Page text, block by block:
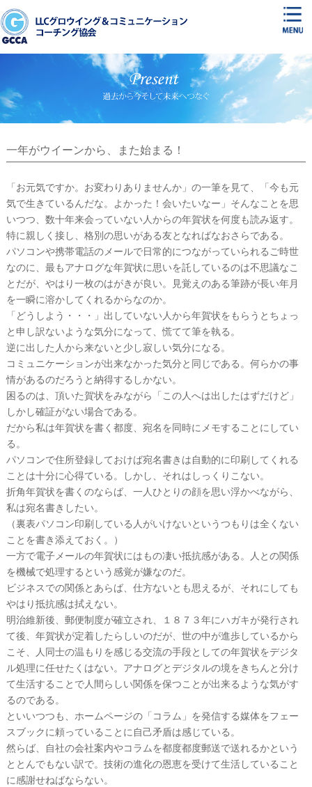
一年がウイーンから、また始まる！
「お元気ですか。お変わりありませんか」の一筆を見て、「今も元
気で生きているんだな。よかった！会いたいなー」そんなことを思
いつつ、数十年来会っていない人からの年賀状を何度も読み返す。
特に親しく接し、格別の思いがある友となればなおさらである。
パソコンや携帯電話のメールで日常的につながっていられるご時世
なのに、最もアナログな年賀状に思いを託しているのは不思議なこ
とだが、やはり一枚のはがきが良い。見覚えのある筆跡が長い年月
を一瞬に溶かしてくれるからなのか。
「どうしよう・・・」出していない人から年賀状をもらうとちょっ
と申し訳ないような気分になって、慌てて筆を執る。
逆に出した人から来ないと少し寂しい気分になる。
コミュニケーションが出来なかった気分と同じである。何らかの事
情があるのだろうと納得するしかない。
困るのは、頂いた賀状をみながら「この人へは出したはずだけど」
しかし確証がない場合である。
だから私は年賀状を書く都度、宛名を同時にメモすることにしてい
る。
パソコンで住所登録しておけば宛名書きは自動的に印刷してくれる
ことは十分に心得ている。しかし、それはしっくりこない。
折角年賀状を書くのならば、一人ひとりの顔を思い浮かべながら、
私は宛名書きしたい。
（裏表パソコン印刷している人がいけないというつもりは全くない
ことを書き添えておく。）
一方で電子メールの年賀状にはもの凄い抵抗感がある。人との関係
を機械で処理するという感覚が嫌なのだ。
ビジネスでの関係とあらば、仕方ないとも思えるが、それにしても
やはり抵抗感は拭えない。
明治維新後、郵便制度が確立され、１８７３年にハガキが発行され
て後、年賀状が定着したらしいのだが、世の中が進歩しているから
こそ、人同士の温もりを感じる交流の手段としての年賀状をデジタ
ル処理に任せたくはない。アナログとデジタルの境をきちんと分け
て生活することで人間らしい関係を保つことが出来るような気がす
るのである。
といいつつも、ホームページの「コラム」を発信する媒体をフェー
スブックに頼っていることに自己矛盾は感じている。
然らば、自社の会社案内やコラムを都度都度郵送で送れるかという
ととんでもない訳で。技術の進化の恩恵を受けて生活していること
に感謝せねばならない。